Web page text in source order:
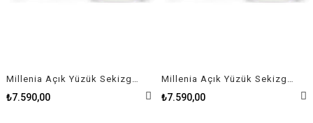
₺7.590,00 ₺7.590,00